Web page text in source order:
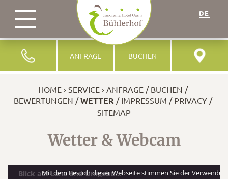
DE
ANFRAGE BUCHEN
HOME SERVICE ANFRAGE
BUCHEN
BEWERTUNGEN
WETTER IMPRESSUM
PRIVACY
SITEMAP
Wetter & Webcam